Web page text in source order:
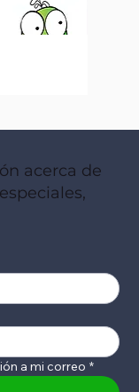
acerca de
a mi correo *